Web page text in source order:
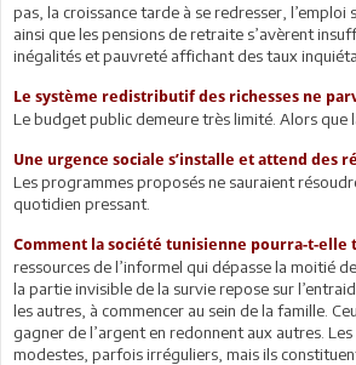
pas, la croissance tarde à se redresser, l’emploi
ainsi que les pensions de retraite s’avèrent
inégalités et pauvreté affichant des taux
Le système redistributif des richesses ne
Le budget public demeure très limité. Alors que
Une urgence sociale s’installe et attend des
Les programmes proposés ne sauraient
quotidien pressant.
Comment la société tunisienne pourra-t-elle
ressources de l’informel qui dépasse la moitié
la partie invisible de la survie repose sur
les autres, à commencer au sein de la famille.
gagner de l’argent en redonnent aux autres.
modestes, parfois irréguliers, mais ils